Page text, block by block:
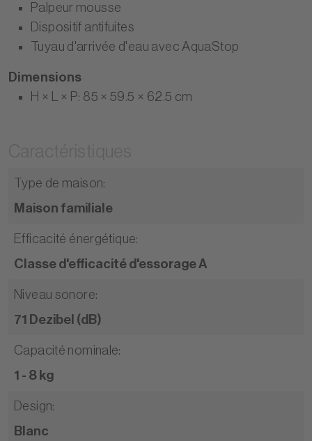
Palpeur mousse
Dispositif antifuites
Tuyau d'arrivée d'eau avec AquaStop
Dimensions
H × L × P: 85 × 59.5 × 62.5 cm
Type de maison:
Maison familiale
Efficacité énergétique:
Classe d'efficacité d'essorage A
Niveau sonore:
71 Dezibel (dB)
Capacité nominale:
1 - 8 kg
Design:
Blanc